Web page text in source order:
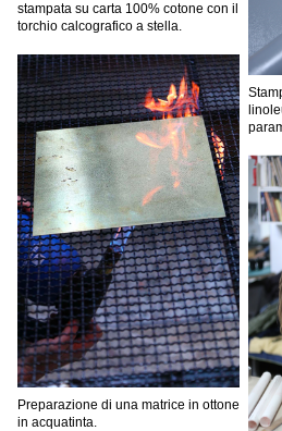
stampata su carta 100% cotone con il
torchio calcografico a stella.
Preparazione di una matrice in ottone
in acquatinta.